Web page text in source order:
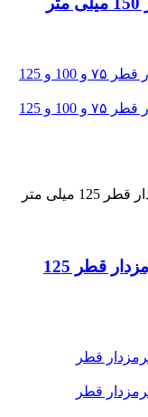
چرخ پلی آمید نارنجی پیچی گردان ترمزدار قطر 125 میلی متر
چرخ پلی آمید نارنجی پیچی گردان ترمزدار قطر 125